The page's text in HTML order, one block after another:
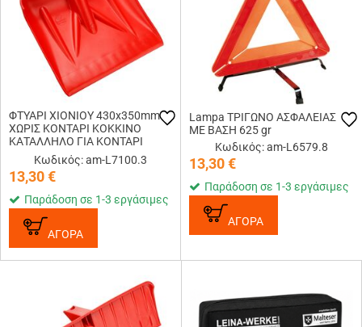
ΦΤΥΑΡΙ ΧΙΟΝΙΟΥ 430x350mm
ΧΩΡΙΣ ΚΟΝΤΑΡΙ ΚΟΚΚΙΝΟ
ΚΑΤΑΛΛΗΛΟ ΓΙΑ ΚΟΝΤΑΡΙ
L7100.7 LAMPA - 1 ΤΕΜ.
Κωδικός: am-L7100.3
13,30€
Παράδοση σε 1-3 εργάσιμες
ΑΓΟΡΑ
Lampa ΤΡΙΓΩΝΟ ΑΣΦΑΛΕΙΑΣ
ΜΕ ΒΑΣΗ 625 gr
Κωδικός: am-L6579.8
13,30€
Παράδοση σε 1-3 εργάσιμες
ΑΓΟΡΑ